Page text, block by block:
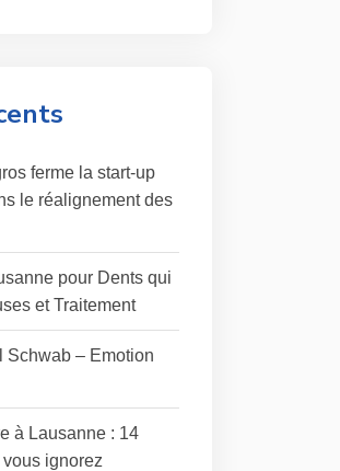
ferme la start-up
le réalignement des
pour Dents qui
et Traitement
Schwab – Emotion
à Lausanne : 14
ignorez